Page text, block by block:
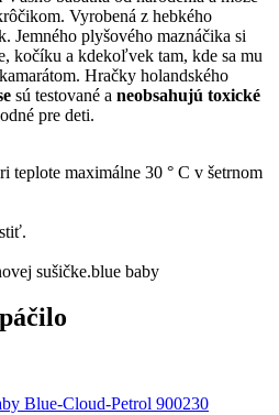
Vyrobená z hebkého
Jemného plyšového maznáčika si
kočíku a kdekoľvek tam, kde sa mu
Hračky holandského
sú testované a neobsahujú toxické
pre deti.
teplote maximálne 30 ° C v šetrnom
sušičke.blue baby
Blue-Cloud-Petrol 900230